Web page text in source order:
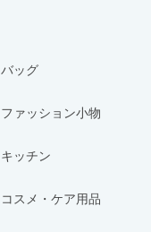
バッグ
ファッション小物
キッチン
コスメ・ケア用品